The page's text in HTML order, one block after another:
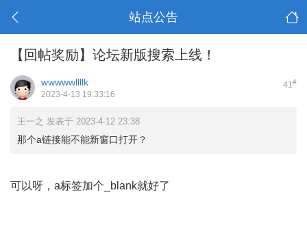
站点公告
【回帖奖励】论坛新版搜索上线！
41#
wwwwwllllk
2023-4-13 19:33:16
王一之 发表于 2023-4-12 23:38
那个a链接能不能新窗口打开？
可以呀，a标签加个_blank就好了